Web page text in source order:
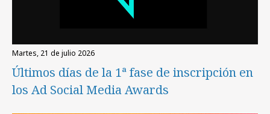
martes, 21 de julio 2026
Últimos días de la 1ª fase de inscripción en
los Ad Social Media Awards